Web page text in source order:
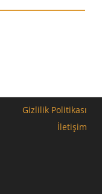
Gizlilik Politikası
İletişim